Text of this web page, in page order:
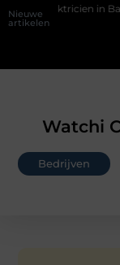
Nieuwe
artikelen
in Barneveld
Watchi
Bedrijven